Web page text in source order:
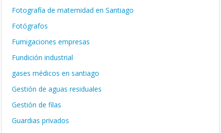
Fotografía de maternidad en Santiago
Fotógrafos
Fumigaciones empresas
Fundición industrial
gases médicos en santiago
Gestión de aguas residuales
Gestión de filas
Guardias privados